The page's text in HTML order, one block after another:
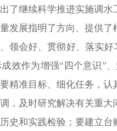
了继续科学推进实施调
发展指明了方向、提供了
会好、贯彻好、落实好
效作为增强“四个意识”
精准目标、细化任务，
，及时研究解决有关重
史和实践检验；要建立